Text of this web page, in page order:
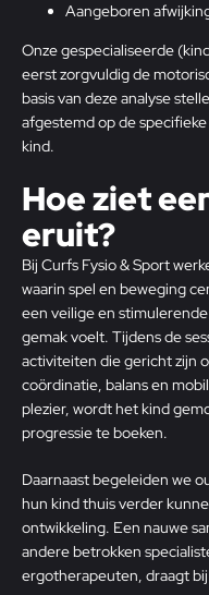
Aangeboren
Onze gespecialiseerde
eerst zorgvuldig de
basis van deze analyse
afgestemd op de
kind.
Hoe ziet
eruit?
Bij Curfs Fysio & Sport
waarin spel en beweging
een veilige en
gemak voelt. Tijdens de
activiteiten die gericht zijn
coördinatie, balans en
plezier, wordt het kind
progressie te boeken.
Daarnaast begeleiden we
hun kind thuis verder
ontwikkeling. Een nauwe
andere betrokken
ergotherapeuten, draagt